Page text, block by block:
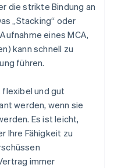
die strikte Bindung an
„Stacking“ oder
eines MCA,
kann schnell zu
führen.
flexibel und gut
werden, wenn sie
Es ist leicht,
Ihre Fähigkeit zu
immer